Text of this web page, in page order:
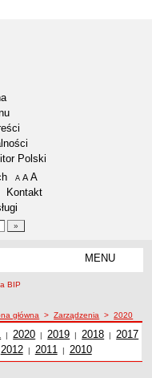
Polski
A pomniejsz czcionkę
A standardowy rozmiar czcionki
A
Kontakt
MENU
nawigacji
główna >Zarządzenia >2020
z roku z roku
| Zarządzenia z roku
2020 | Zarządzenia z roku
2019 |
Zarządzenia z
2018 | 2017
z roku
Zarządzenia z roku
2012| Zarządzenia z roku
2011 |
Zarządzenia z
roku
2010